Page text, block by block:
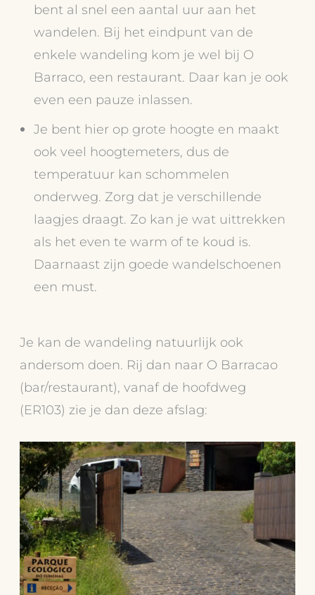
bent al snel een aantal uur aan het
wandelen. Bij het eindpunt van de
enkele wandeling kom je wel bij O
Barraco, een restaurant. Daar kan je ook
even een pauze inlassen.
Je bent hier op grote hoogte en maakt
ook veel hoogtemeters, dus de
temperatuur kan schommelen
onderweg. Zorg dat je verschillende
laagjes draagt. Zo kan je wat uittrekken
als het even te warm of te koud is.
Daarnaast zijn goede wandelschoenen
een must.
Je kan de wandeling natuurlijk ook
andersom doen. Rij dan naar O Barracao
(bar/restaurant), vanaf de hoofdweg
(ER103) zie je dan deze afslag: